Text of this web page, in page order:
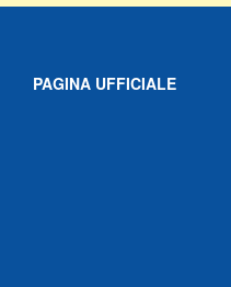
PAGINA UFFICIALE